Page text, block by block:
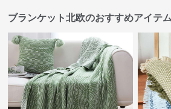
ブランケット北欧のおすすめアイテム